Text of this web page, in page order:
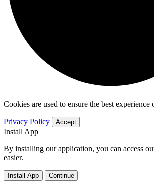
Cookies are used to ensure the best experience
Privacy Policy Accept
Install App
By installing our application, you can access
easier.
Install App Continue